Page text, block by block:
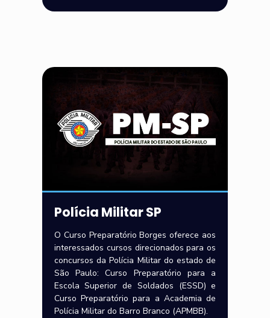
Polícia Militar SP
O Curso Preparatório Borges oferece aos
interessados cursos direcionados para os
concursos da Polícia Militar do estado de
São Paulo: Curso Preparatório para a
Escola Superior de Soldados (ESSD) e
Curso Preparatório para a Academia de
Polícia Militar do Barro Branco (APMBB).